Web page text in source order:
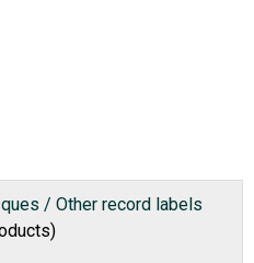
/ Other record labels